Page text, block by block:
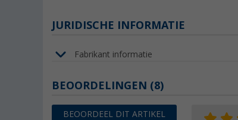
JURIDISCHE INFORMATIE
Fabrikant informatie
BEOORDELINGEN (8)
BEOORDEEL DIT ARTIKEL